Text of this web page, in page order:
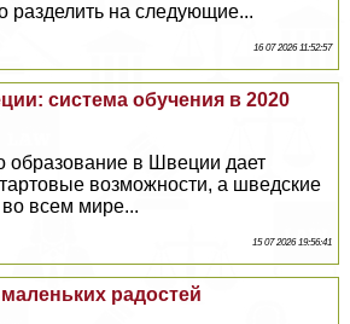
разделить на следующие...
16 07 2026 11:52:57
система обучения в 2020
образование в Швеции дает
возможности, а шведские
всем мире...
15 07 2026 19:56:41
радостей